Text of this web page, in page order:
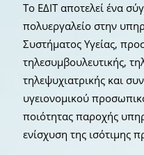
Το ΕΔΙΤ αποτελεί ένα
πολυεργαλείο στην
Συστήματος Υγείας,
τηλεσυμβουλευτικής,
τηλεψυχιατρικής και
υγειονομικού
ποιότητας παροχής
ενίσχυση της ισότιμης